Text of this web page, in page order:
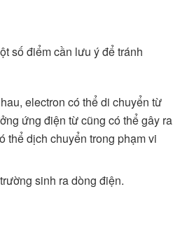
số điểm cần lưu ý để tránh
electron có thể di chuyển từ
ứng điện từ cũng có thể gây ra
thể dịch chuyển trong phạm vi
sinh ra dòng điện.